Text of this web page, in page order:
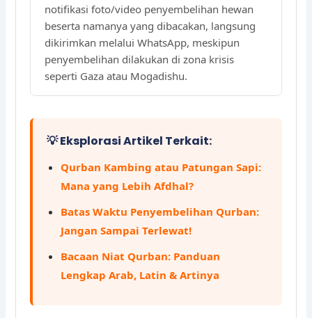
notifikasi foto/video penyembelihan hewan
beserta namanya yang dibacakan, langsung
dikirimkan melalui WhatsApp, meskipun
penyembelihan dilakukan di zona krisis
seperti Gaza atau Mogadishu.
💡 Eksplorasi Artikel Terkait:
Qurban Kambing atau Patungan Sapi:
Mana yang Lebih Afdhal?
Batas Waktu Penyembelihan Qurban:
Jangan Sampai Terlewat!
Bacaan Niat Qurban: Panduan
Lengkap Arab, Latin & Artinya